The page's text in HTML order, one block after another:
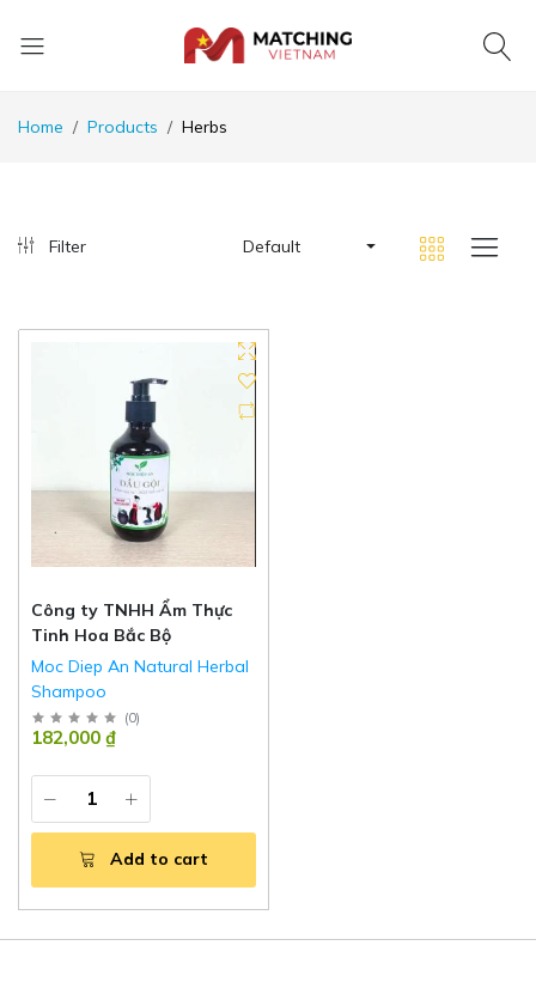
Home Products Herbs
Filter Default
Công ty TNHH Ẩm Thực
Tinh Hoa Bắc Bộ
Moc Diep An Natural Herbal
Shampoo
(0)
182,000 ₫
Add to cart